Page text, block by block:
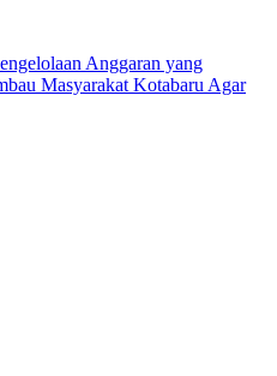
Anggaran yang
Masyarakat Kotabaru Agar